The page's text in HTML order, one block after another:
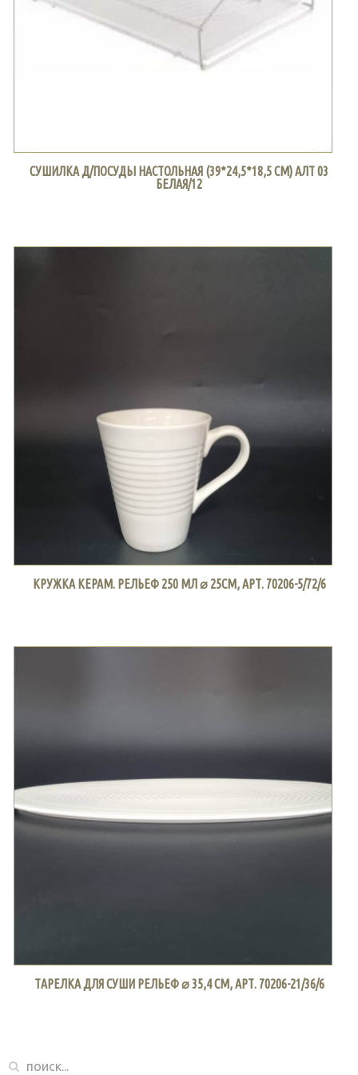
СУШИЛКА Д/ПОСУДЫ НАСТОЛЬНАЯ (39*24,5*18,5 СМ) АЛТ 03
БЕЛАЯ/12
КРУЖКА КЕРАМ. РЕЛЬЕФ 250 МЛ ⌀ 25СМ, АРТ. 70206-5/72/6
ТАРЕЛКА ДЛЯ СУШИ РЕЛЬЕФ ⌀ 35,4 СМ, АРТ. 70206-21/36/6